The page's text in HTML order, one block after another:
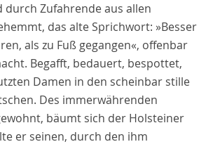
durch Zufahrende aus allen
das alte Sprichwort: »Besser
als zu Fuß gegangen«, offenbar
Begafft, bedauert, bespottet,
Damen in den scheinbar stille
Des immerwährenden
bäumt sich der Holsteiner
er seinen, durch den ihm